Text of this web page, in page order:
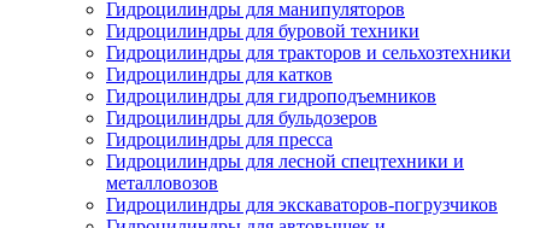
Гидроцилиндры для манипуляторов
Гидроцилиндры для буровой техники
Гидроцилиндры для тракторов и сельхозтехники
Гидроцилиндры для катков
Гидроцилиндры для гидроподъемников
Гидроцилиндры для бульдозеров
Гидроцилиндры для пресса
Гидроцилиндры для лесной спецтехники и
металловозов
Гидроцилиндры для экскаваторов-погрузчиков